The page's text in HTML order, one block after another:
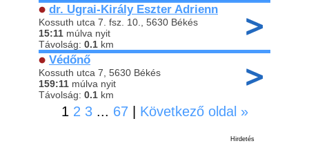
dr. Ugrai-Király Eszter Adrienn
Kossuth utca 7. fsz. 10., 5630 Békés
15:11 múlva nyit
Távolság: 0.1 km
Védőnő
Kossuth utca 7, 5630 Békés
159:11 múlva nyit
Távolság: 0.1 km
1 2 3 ... 67 Következő oldal »
Hirdetés